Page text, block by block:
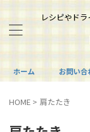
レシピやド
ホーム お問い合
HOME > 肩たたき